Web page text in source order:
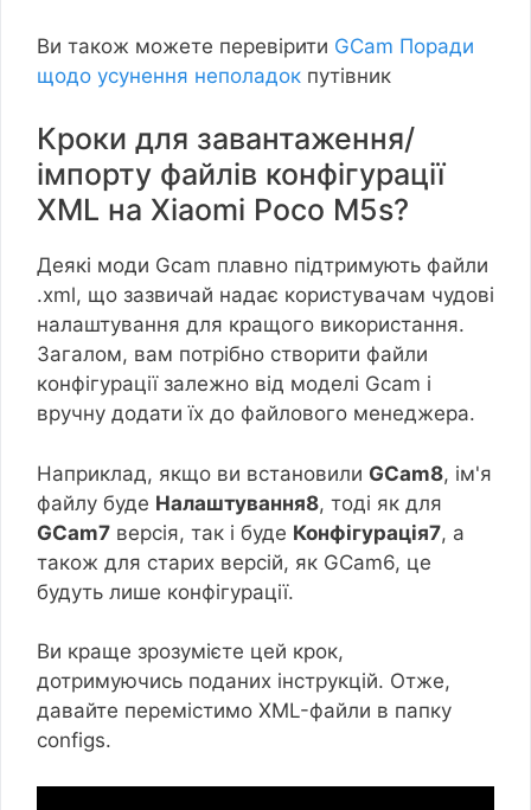
Ви також можете перевірити GCam Поради
щодо усунення неполадок путівник
Кроки для завантаження/
імпорту файлів конфігурації
XML на Xiaomi Poco M5s?
Деякі моди Gcam плавно підтримують файли
.xml, що зазвичай надає користувачам чудові
налаштування для кращого використання.
Загалом, вам потрібно створити файли
конфігурації залежно від моделі Gcam і
вручну додати їх до файлового менеджера.
Наприклад, якщо ви встановили GCam8, ім'я
файлу буде Налаштування8, тоді як для
GCam7 версія, так і буде Конфігурація7, а
також для старих версій, як GCam6, це
будуть лише конфігурації.
Ви краще зрозумієте цей крок,
дотримуючись поданих інструкцій. Отже,
давайте перемістимо XML-файли в папку
configs.